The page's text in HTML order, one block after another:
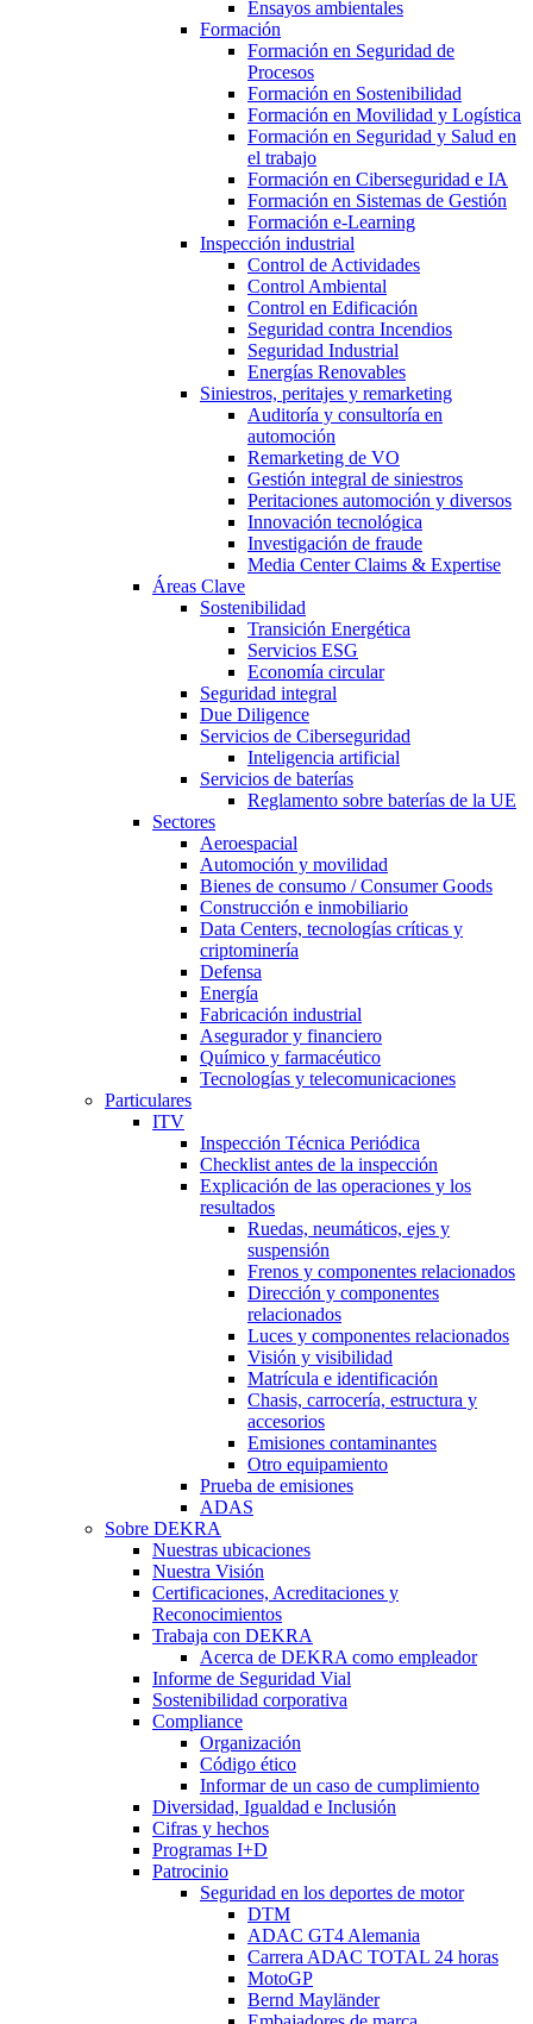
Ensayos ambientales
Formación
Formación en Seguridad de
Procesos
Formación en Sostenibilidad
Formación en Movilidad y Logística
Formación en Seguridad y Salud en
el trabajo
Formación en Ciberseguridad e IA
Formación en Sistemas de Gestión
Formación e-Learning
Inspección industrial
Control de Actividades
Control Ambiental
Control en Edificación
Seguridad contra Incendios
Seguridad Industrial
Energías Renovables
Siniestros, peritajes y remarketing
Auditoría y consultoría en
automoción
Remarketing de VO
Gestión integral de siniestros
Peritaciones automoción y diversos
Innovación tecnológica
Investigación de fraude
Media Center Claims & Expertise
Áreas Clave
Sostenibilidad
Transición Energética
Servicios ESG
Economía circular
Seguridad integral
Due Diligence
Servicios de Ciberseguridad
Inteligencia artificial
Servicios de baterías
Reglamento sobre baterías de la UE
Sectores
Aeroespacial
Automoción y movilidad
Bienes de consumo / Consumer Goods
Construcción e inmobiliario
Data Centers, tecnologías críticas y
criptominería
Defensa
Energía
Fabricación industrial
Asegurador y financiero
Químico y farmacéutico
Tecnologías y telecomunicaciones
Particulares
ITV
Inspección Técnica Periódica
Checklist antes de la inspección
Explicación de las operaciones y los
resultados
Ruedas, neumáticos, ejes y
suspensión
Frenos y componentes relacionados
Dirección y componentes
relacionados
Luces y componentes relacionados
Visión y visibilidad
Matrícula e identificación
Chasis, carrocería, estructura y
accesorios
Emisiones contaminantes
Otro equipamiento
Prueba de emisiones
ADAS
Sobre DEKRA
Nuestras ubicaciones
Nuestra Visión
Certificaciones, Acreditaciones y
Reconocimientos
Trabaja con DEKRA
Acerca de DEKRA como empleador
Informe de Seguridad Vial
Sostenibilidad corporativa
Compliance
Organización
Código ético
Informar de un caso de cumplimiento
Diversidad, Igualdad e Inclusión
Cifras y hechos
Programas I+D
Patrocinio
Seguridad en los deportes de motor
DTM
ADAC GT4 Alemania
Carrera ADAC TOTAL 24 horas
MotoGP
Bernd Mayländer